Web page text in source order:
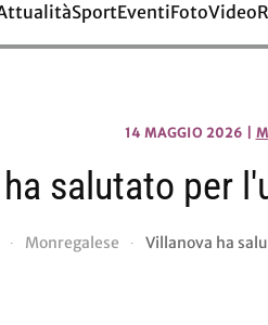
SportEventiFotoVideo
14 MAGGIO 2026
salutato per
Monregalese Villanova ha